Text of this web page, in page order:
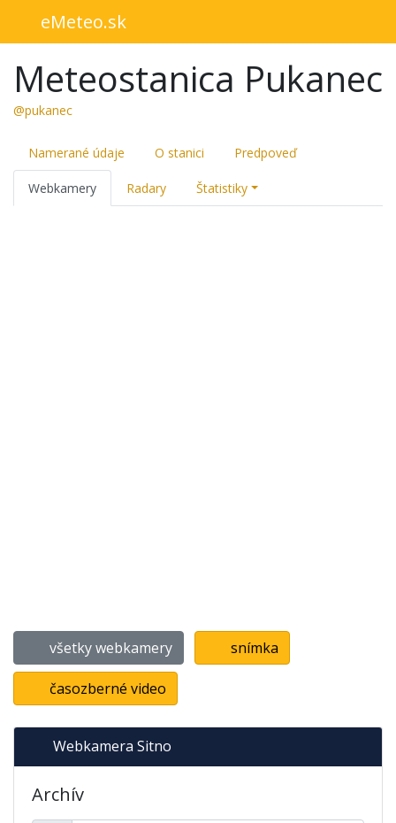
eMeteo.sk
Meteostanica Pukanec
@pukanec
Namerané údaje O stanici Predpoveď
Webkamery Radary Štatistiky
všetky webkamery snímka
časozberné video
Webkamera Sitno
Archív